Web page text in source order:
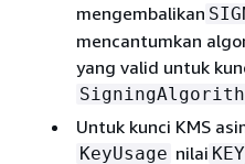
mengembalikan
mencantumkan
yang valid untuk
Untuk kunci KMS
KeyUsage nilai